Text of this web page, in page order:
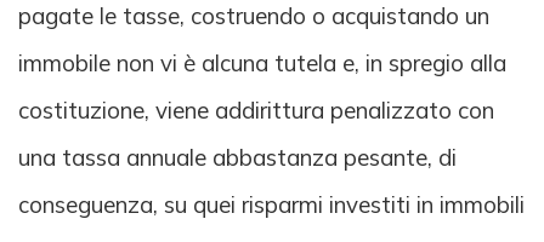
pagate le tasse, costruendo o acquistando un
immobile non vi è alcuna tutela e, in spregio alla
costituzione, viene addirittura penalizzato con
una tassa annuale abbastanza pesante, di
conseguenza, su quei risparmi investiti in immobili